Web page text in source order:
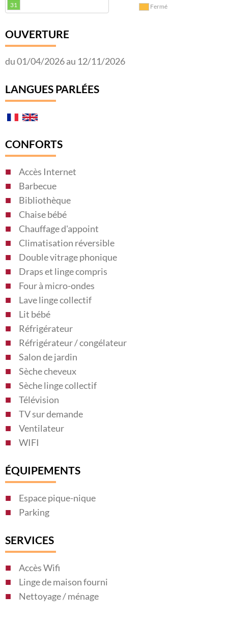
31
Fermé
OUVERTURE
du 01/04/2026 au 12/11/2026
LANGUES PARLÉES
CONFORTS
Accès Internet
Barbecue
Bibliothèque
Chaise bébé
Chauffage d'appoint
Climatisation réversible
Double vitrage phonique
Draps et linge compris
Four à micro-ondes
Lave linge collectif
Lit bébé
Réfrigérateur
Réfrigérateur / congélateur
Salon de jardin
Sèche cheveux
Sèche linge collectif
Télévision
TV sur demande
Ventilateur
WIFI
ÉQUIPEMENTS
Espace pique-nique
Parking
SERVICES
Accès Wifi
Linge de maison fourni
Nettoyage / ménage